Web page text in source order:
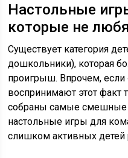
Настольные
которые не
Существует категория
дошкольники), которая
проигрыш. Впрочем,
воспринимают этот факт
собраны самые смешные
настольные игры для
слишком активных детей